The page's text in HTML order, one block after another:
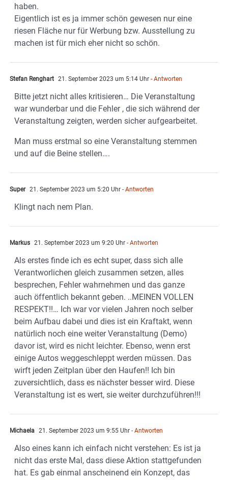
haben.
Eigentlich ist es ja immer schön gewesen nur eine
riesen Fläche nur für Werbung bzw. Ausstellung zu
machen ist für mich eher nicht so schön.
Stefan Renghart 21. September 2023 um 5:14 Uhr - Antworten
Bitte jetzt nicht alles kritisieren… Die Veranstaltung
war wunderbar und die Fehler , die sich während der
Veranstaltung zeigten, werden sicher aufgearbeitet.
Man muss erstmal so eine Veranstaltung stemmen
und auf die Beine stellen….
Super 21. September 2023 um 5:20 Uhr - Antworten
Klingt nach nem Plan.
Markus 21. September 2023 um 9:20 Uhr - Antworten
Als erstes finde ich es echt super, dass sich alle
Verantworlichen gleich zusammen setzen, alles
besprechen, Fehler wahrnehmen und das ganze
auch öffentlich bekannt geben. ..MEINEN VOLLEN
RESPEKT!!… Ich war vor vielen Jahren noch selber
beim Aufbau dabei und dies ist ein Kraftakt, wenn
natürlich noch eine weiter Veranstaltung (Demo)
davor ist, wird es nicht leichter. Ebenso, wenn erst
einige Autos weggeschleppt werden müssen. Das
wirft jeden Zeitplan über den Haufen!! Ich bin
zuversichtlich, dass es nächster besser wird. Diese
Veranstaltung ist es wert, sie weiter durchzuführen!!!
Michaela 21. September 2023 um 9:55 Uhr - Antworten
Also eines kann ich einfach nicht verstehen: Es ist ja
nicht das erste Mal, dass diese Aktion stattgefunden
hat. Es gab einmal anscheinend ein Konzept, das